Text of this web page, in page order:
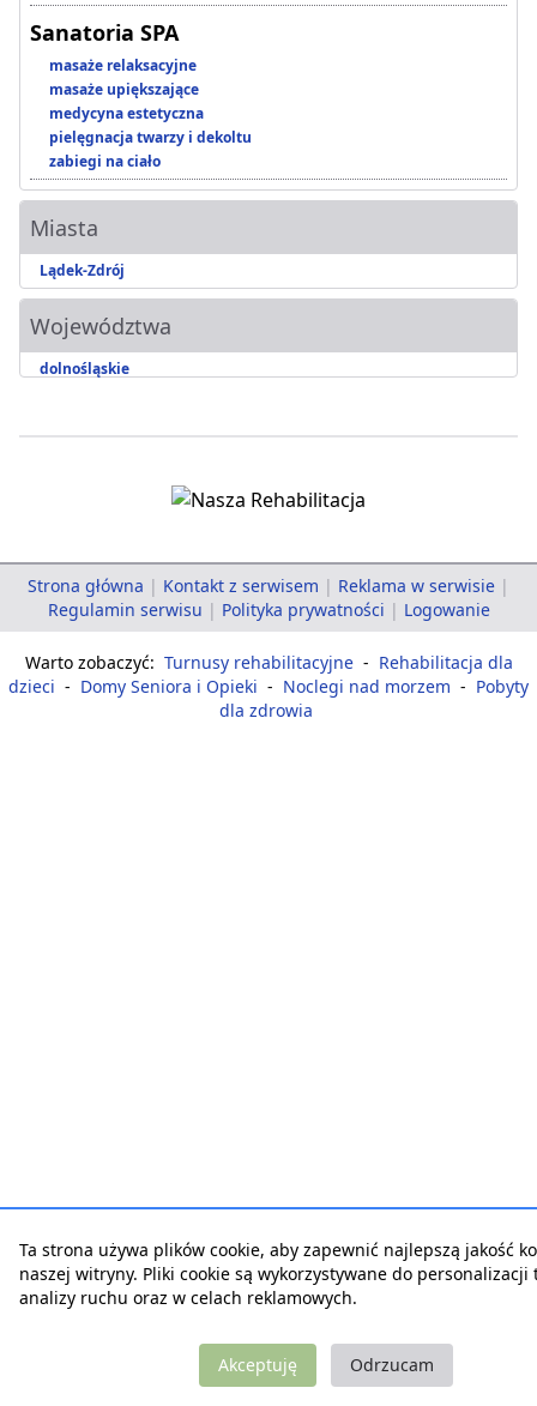
Sanatoria SPA
masaże relaksacyjne
masaże upiększające
medycyna estetyczna
pielęgnacja twarzy i dekoltu
zabiegi na ciało
Miasta
Lądek-Zdrój
Województwa
dolnośląskie
Strona główna | Kontakt z serwisem | Reklama w serwisie |
Regulamin serwisu | Polityka prywatności | Logowanie
Warto zobaczyć: Turnusy rehabilitacyjne - Rehabilitacja dla
dzieci - Domy Seniora i Opieki - Noclegi nad morzem - Pobyty
dla zdrowia
Ta strona używa plików cookie, aby zapewnić najlepszą jakość
naszej witryny. Pliki cookie są wykorzystywane do personalizacji
analizy ruchu oraz w celach reklamowych.
Akceptuję Odrzucam